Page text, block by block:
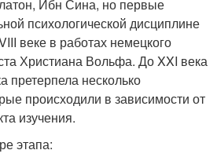
Ибн Сина, но первые
психологической дисциплине
веке в работах немецкого
Христиана Вольфа. До XXI века
претерпела несколько
происходили в зависимости от
изучения.
этапа: